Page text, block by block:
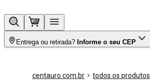
Entrega ou retirada? Informe o seu CEP
centauro.com.br todos os produtos